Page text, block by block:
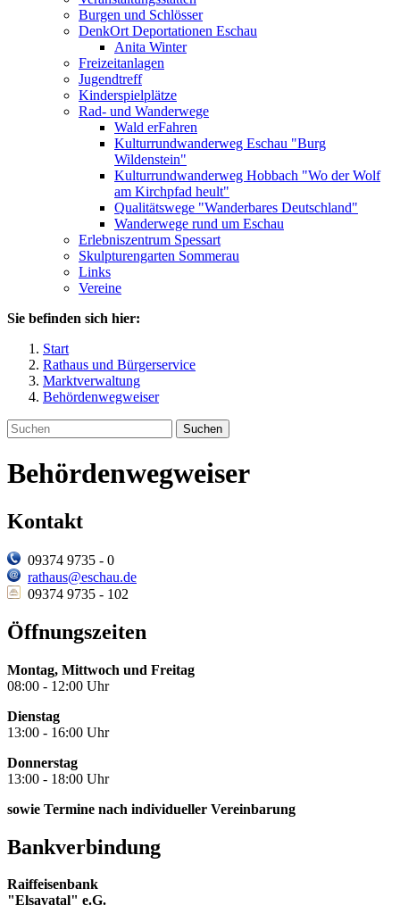
Burgen und Schlösser
DenkOrt Deportationen Eschau
Anita Winter
Freizeitanlagen
Jugendtreff
Kinderspielplätze
Rad- und Wanderwege
Wald erFahren
Kulturrundwanderweg Eschau "Burg
Wildenstein"
Kulturrundwanderweg Hobbach "Wo der Wolf
am Kirchpfad heult"
Qualitätswege "Wanderbares Deutschland"
Wanderwege rund um Eschau
Erlebniszentrum Spessart
Skulpturengarten Sommerau
Links
Vereine
Sie befinden sich hier:
Start
Rathaus und Bürgerservice
Marktverwaltung
Behördenwegweiser
Suchen
Behördenwegweiser
Kontakt
09374 9735 - 0
rathaus@eschau.de
09374 9735 - 102
Öffnungszeiten
Montag, Mittwoch und Freitag
08:00 - 12:00 Uhr
Dienstag
13:00 - 16:00 Uhr
Donnerstag
13:00 - 18:00 Uhr
sowie Termine nach individueller Vereinbarung
Bankverbindung
Raiffeisenbank
"Elsavatal" e.G.